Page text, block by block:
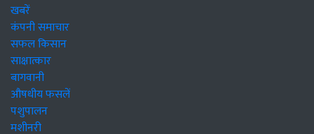
खबरें
कंपनी समाचार
सफल किसान
साक्षात्कार
बागवानी
औषधीय फसलें
पशुपालन
मशीनरी